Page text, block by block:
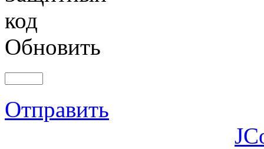
Обновить
Отправить